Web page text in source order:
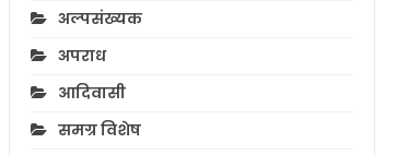
अल्पसंख्यक
अपराध
आदिवासी
समग्र विशेष